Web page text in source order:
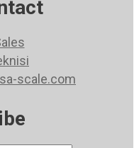
scale.com